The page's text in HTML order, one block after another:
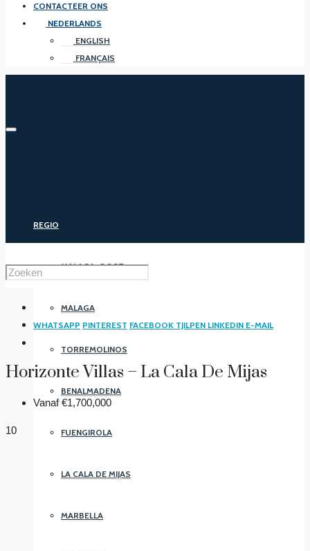
CONTACTEER ONS
NEDERLANDS
ENGLISH
FRANÇAIS
REGIO
MALAGA-OOST
MALAGA
TORREMOLINOS
BENALMADENA
FUENGIROLA
LA CALA DE MIJAS
MARBELLA
WHATSAPP PINTEREST FACEBOOK TJILPEN LINKEDIN E-MAIL
Horizonte Villas – La Cala De Mijas
Vanaf€1,700,000
10